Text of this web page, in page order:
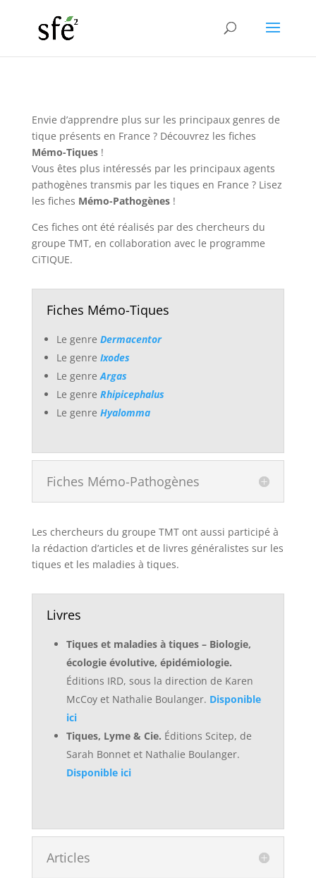
Envie d’apprendre plus sur les principaux genres de
tique présents en France ? Découvrez les fiches
Mémo-Tiques!
Vous êtes plus intéressés par les principaux agents
pathogènes transmis par les tiques en France ? Lisez
les fiches Mémo-Pathogènes!
Ces fiches ont été réalisés par des chercheurs du
groupe TMT, en collaboration avec le programme
CiTIQUE.
Fiches Mémo-Tiques
Le genre Dermacentor
Le genre Ixodes
Le genreArgas
Le genre Rhipicephalus
Le genre Hyalomma
Fiches Mémo-Pathogènes
Les chercheurs du groupe TMT ont aussi participé à
la rédaction d’articles et de livres généralistes sur les
tiques et les maladies à tiques.
Livres
Tiques et maladies à tiques – Biologie,
écologie évolutive, épidémiologie.
Éditions IRD, sous la direction de Karen
McCoy et Nathalie Boulanger. Disponible
ici
Tiques, Lyme & Cie. Éditions Scitep, de
Sarah Bonnet et Nathalie Boulanger.
Disponible ici
Articles